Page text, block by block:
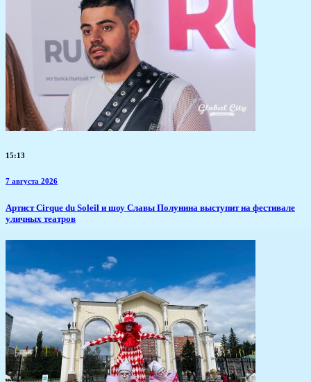
15:13
7 августа 2026
Артист Cirque du Soleil и шоу Славы Полунина выступит на фестивале
уличных театров